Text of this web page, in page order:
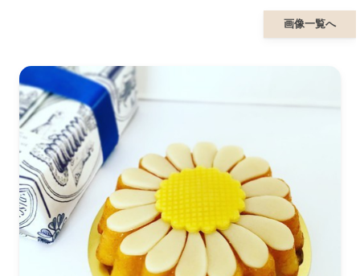
画像一覧へ